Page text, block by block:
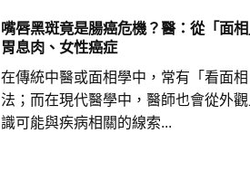
嘴唇黑斑竟是腸癌危機？醫：從「面
胃息肉、女性癌症
在傳統中醫或面相學中，常有「看面
法；而在現代醫學中，醫師也會從外
識可能與疾病相關的線索...